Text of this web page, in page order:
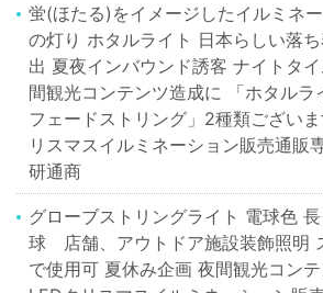
蛍(ほたる)をイメージしたイルミネ
の灯り ホタルライト 日本らしい落
出 夏夜インバウンド誘客 ナイトタ
間観光コンテンツ造成に 「ホタルラ
フェードストリング」2種類ござい
リスマスイルミネーション販売通
研通商
グローブストリングライト 電球色
球 店舗、アウトドア施設装飾照明
で使用可 夏休み企画 夜間観光コン